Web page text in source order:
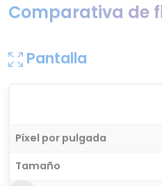
Comparativa de
Pantalla
Píxel por pulgada
Tamaño